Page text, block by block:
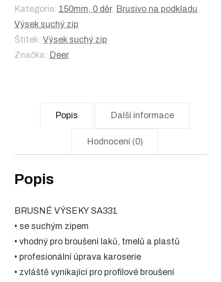
Kategorie: 150mm, 0 děr, Brusivo na podkladu,
Výsek suchý zip
Štítek: Výsek suchý zip
Značka: Deer
Popis Další informace
Hodnocení (0)
Popis
BRUSNÉ VÝSEKY SA331
• se suchým zipem
• vhodný pro broušení laků, tmelů a plastů
• profesionální úprava karoserie
• zvláště vynikající pro profilové broušení